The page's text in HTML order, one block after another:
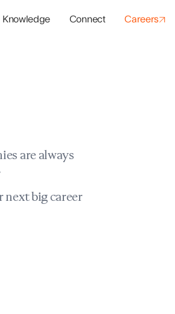
Knowledge Connect Careers
are always
next big career